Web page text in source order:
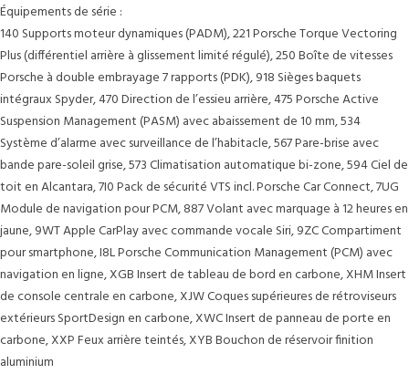
Équipements de série :
140 Supports moteur dynamiques (PADM), 221 Porsche Torque Vectoring
Plus (différentiel arrière à glissement limité régulé), 250 Boîte de vitesses
Porsche à double embrayage 7 rapports (PDK), 918 Sièges baquets
intégraux Spyder, 470 Direction de l’essieu arrière, 475 Porsche Active
Suspension Management (PASM) avec abaissement de 10 mm, 534
Système d’alarme avec surveillance de l’habitacle, 567 Pare-brise avec
bande pare-soleil grise, 573 Climatisation automatique bi-zone, 594 Ciel de
toit en Alcantara, 7I0 Pack de sécurité VTS incl. Porsche Car Connect, 7UG
Module de navigation pour PCM, 887 Volant avec marquage à 12 heures en
jaune, 9WT Apple CarPlay avec commande vocale Siri, 9ZC Compartiment
pour smartphone, I8L Porsche Communication Management (PCM) avec
navigation en ligne, XGB Insert de tableau de bord en carbone, XHM Insert
de console centrale en carbone, XJW Coques supérieures de rétroviseurs
extérieurs SportDesign en carbone, XWC Insert de panneau de porte en
carbone, XXP Feux arrière teintés, XYB Bouchon de réservoir finition
aluminium